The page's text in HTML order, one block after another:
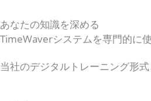
あなたの知識を深める
TimeWaverシステムを専門的に
当社のデジタルトレーニング形